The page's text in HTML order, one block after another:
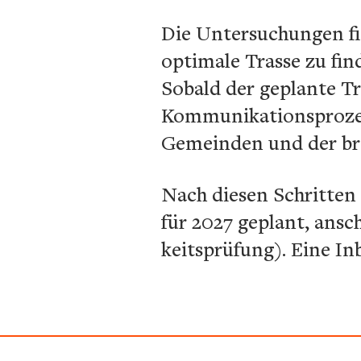
Die Untersuchungen
optimale Trasse zu
Sobald der geplante
Gemeinden und der
Nach diesen
für 2027 geplant,
keitsprüfung). Eine